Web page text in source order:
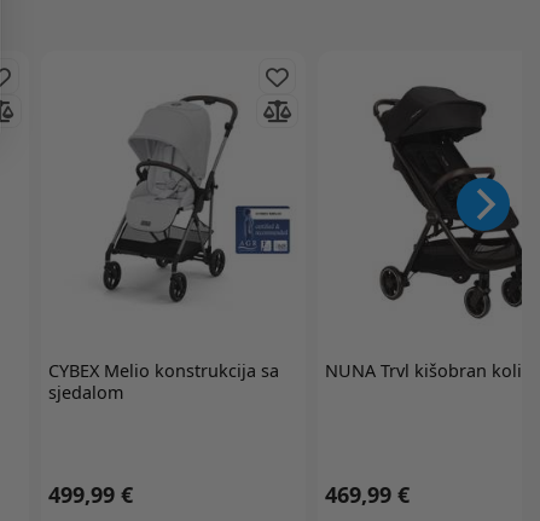
CYBEXMelio konstrukcija sa
sjedalom
499,99 €
NUNA Trvl kišobran kolica
469,99 €